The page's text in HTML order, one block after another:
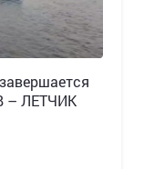
– ЛЕТЧИК